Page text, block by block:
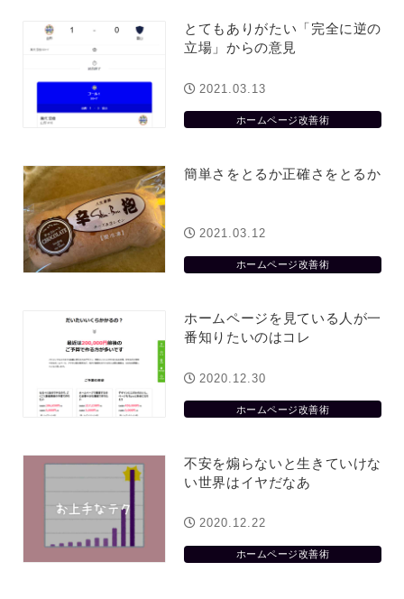
とてもありがたい「完全に逆の
立場」からの意見
ホームページ改善術
2021.03.13
簡単さをとるか正確さをとるか
ホームページ改善術
2021.03.12
ホームページを見ている人が一
番知りたいのはコレ
ホームページ改善術
2020.12.30
不安を煽らないと生きていけな
い世界はイヤだなあ
ホームページ改善術
2020.12.22